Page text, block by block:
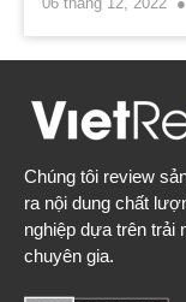
Chúng tôi review
ra nội dung chất
nghiệp dựa trên trải
chuyên gia.